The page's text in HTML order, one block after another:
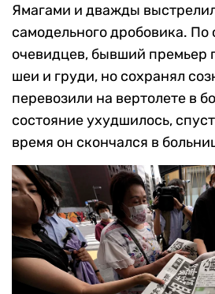
Ямагами и дважды
самодельного дробовика. По
очевидцев, бывший премьер
шеи и груди, но сохранял
перевозили на вертолете в
состояние ухудшилось,
время он скончался в